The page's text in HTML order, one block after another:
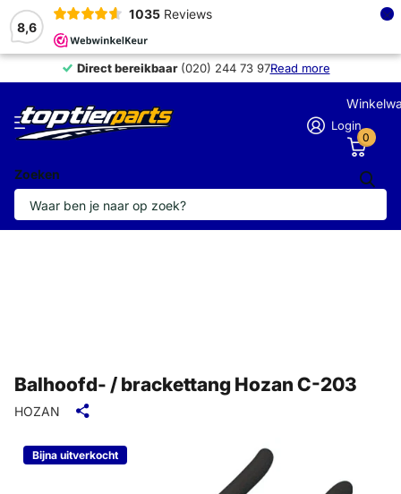
8,6
1035 Reviews ×
Direct bereikbaar(020) 244 73 97Read more
Direct bereikbaar
Zoeken
Login
0
Balhoofd- / brackettang Hozan C-203
HOZAN
Bijna uitverkocht